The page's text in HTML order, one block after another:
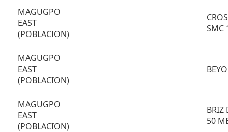
MAGUGPO
EAST
(POBLACION)
SMC
MAGUGPO
EAST
(POBLACION)
MAGUGPO
EAST
(POBLACION)
BRIZ
50